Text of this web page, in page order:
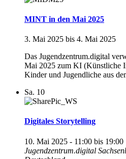
MINT in den Mai 2025
3. Mai 2025 bis 4. Mai 2025
Das Jugendzentrum.digital
Mai 2025 zum KI (Künstliche
Kinder und Jugendliche aus
Sa. 10
Digitales Storytelling
10. Mai 2025 - 11:00 bis 19:00
Jugendzentrum.digital